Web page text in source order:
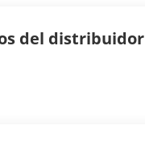
del distribuidor